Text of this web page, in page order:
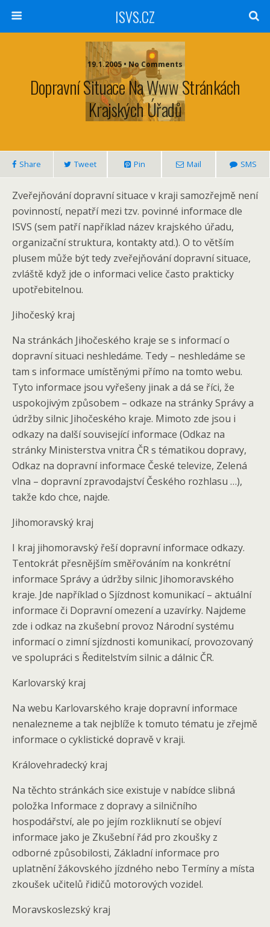
ISVS.CZ
19.1.2005 • No Comments
Dopravní Situace Na Www Stránkách
Krajských Úřadů
Share Tweet Pin Mail SMS
Zveřejňování dopravní situace v kraji samozřejmě není
povinností, nepatří mezi tzv. povinné informace dle
ISVS (sem patří například název krajského úřadu,
organizační struktura, kontakty atd.). O to větším
plusem může být tedy zveřejňování dopravní situace,
zvláště když jde o informaci velice často prakticky
upotřebitelnou.
Jihočeský kraj
Na stránkách Jihočeského kraje se s informací o
dopravní situaci neshledáme. Tedy – neshledáme se
tam s informace umístěnými přímo na tomto webu.
Tyto informace jsou vyřešeny jinak a dá se říci, že
uspokojivým způsobem – odkaze na stránky Správy a
údržby silnic Jihočeského kraje. Mimoto zde jsou i
odkazy na další související informace (Odkaz na
stránky Ministerstva vnitra ČR s tématikou dopravy,
Odkaz na dopravní informace České televize, Zelená
vlna – dopravní zpravodajství Českého rozhlasu …),
takže kdo chce, najde.
Jihomoravský kraj
I kraj jihomoravský řeší dopravní informace odkazy.
Tentokrát přesnějším směřováním na konkrétní
informace Správy a údržby silnic Jihomoravského
kraje. Jde například o Sjízdnost komunikací – aktuální
informace či Dopravní omezení a uzavírky. Najdeme
zde i odkaz na zkušební provoz Národní systému
informací o zimní sjízdnosti komunikací, provozovaný
ve spolupráci s Ředitelstvím silnic a dálnic ČR.
Karlovarský kraj
Na webu Karlovarského kraje dopravní informace
nenalezneme a tak nejblíže k tomuto tématu je zřejmě
informace o cyklistické dopravě v kraji.
Královehradecký kraj
Na těchto stránkách sice existuje v nabídce slibná
položka Informace z dopravy a silničního
hospodářství, ale po jejím rozkliknutí se objeví
informace jako je Zkušební řád pro zkoušky z
odborné způsobilosti, Základní informace pro
uplatnění žákovského jízdného nebo Termíny a místa
zkoušek učitelů řidičů motorových vozidel.
Moravskoslezský kraj